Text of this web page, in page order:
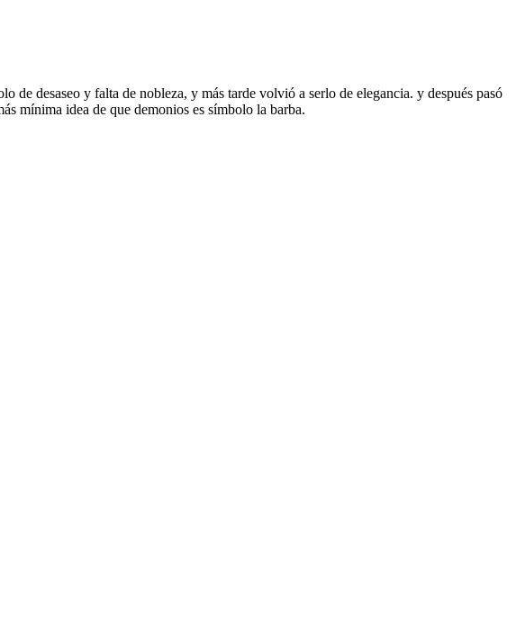
de desaseo y falta de nobleza, y más tarde volvió a serlo de elegancia. y después pasó
mínima idea de que demonios es símbolo la barba.